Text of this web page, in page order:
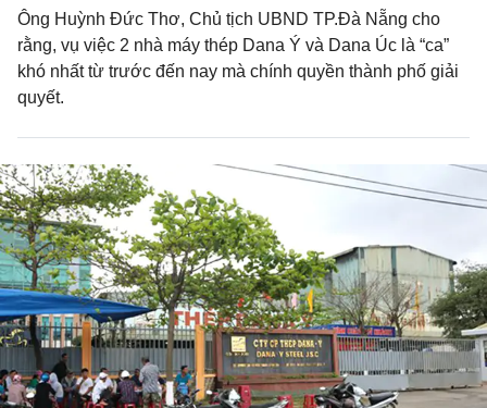
Ông Huỳnh Đức Thơ, Chủ tịch UBND TP.Đà Nẵng cho
rằng, vụ việc 2 nhà máy thép Dana Ý và Dana Úc là “ca”
khó nhất từ trước đến nay mà chính quyền thành phố giải
quyết.